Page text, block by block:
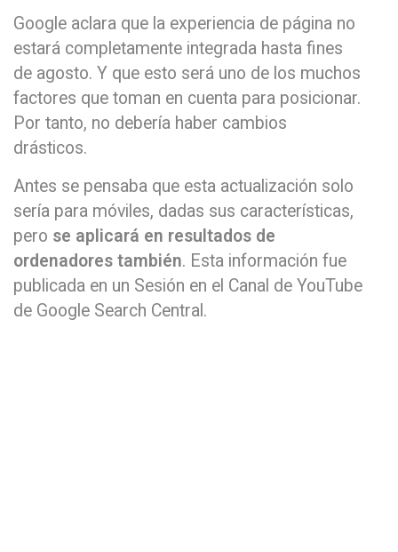
Google aclara que la experiencia de página no
estará completamente integrada hasta fines
de agosto. Y que esto será uno de los muchos
factores que toman en cuenta para posicionar.
Por tanto, no debería haber cambios
drásticos.
Antes se pensaba que esta actualización solo
sería para móviles, dadas sus características,
pero se aplicará en resultados de
ordenadores también. Esta información fue
publicada en un Sesión en el Canal de YouTube
de Google Search Central.